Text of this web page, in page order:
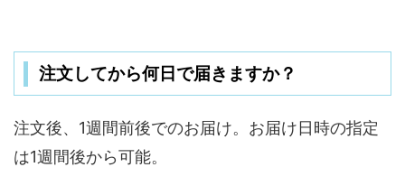
注文してから何日で届きますか？
注文後、1週間前後でのお届け。お届け日時の指定
は1週間後から可能。